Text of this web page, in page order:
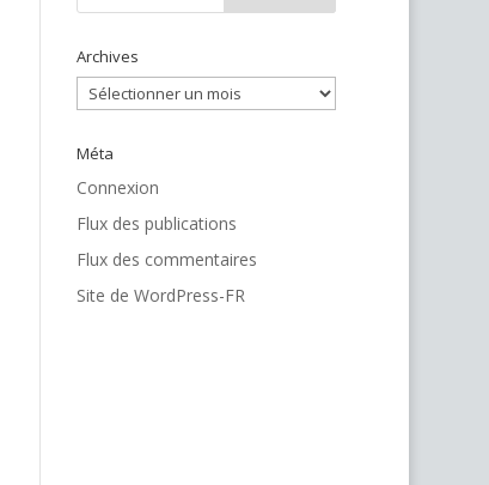
Archives
Archives
Méta
Connexion
Flux des publications
Flux des commentaires
Site de WordPress-FR